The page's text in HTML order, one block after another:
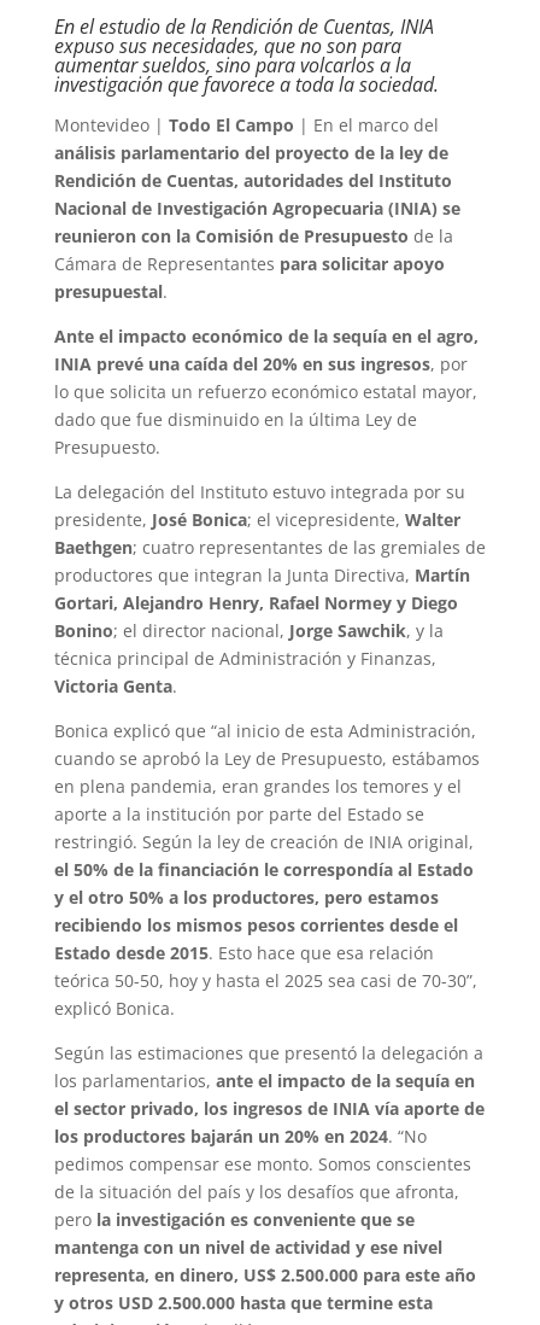
En el estudio de la Rendición de Cuentas, INIA
expuso sus necesidades, que no son para
aumentar sueldos, sino para volcarlos a la
investigación que favorece a toda la sociedad.
Montevideo | Todo El Campo | En el marco del
análisis parlamentario del proyecto de la ley de
Rendición de Cuentas, autoridades del Instituto
Nacional de Investigación Agropecuaria (INIA) se
reunieron con la Comisión de Presupuesto de la
Cámara de Representantes para solicitar apoyo
presupuestal.
Ante el impacto económico de la sequía en el agro,
INIA prevé una caída del 20% en sus ingresos, por
lo que solicita un refuerzo económico estatal mayor,
dado que fue disminuido en la última Ley de
Presupuesto.
La delegación del Instituto estuvo integrada por su
presidente, José Bonica; el vicepresidente, Walter
Baethgen; cuatro representantes de las gremiales de
productores que integran la Junta Directiva, Martín
Gortari, Alejandro Henry, Rafael Normey y Diego
Bonino; el director nacional, Jorge Sawchik, y la
técnica principal de Administración y Finanzas,
Victoria Genta.
Bonica explicó que “al inicio de esta Administración,
cuando se aprobó la Ley de Presupuesto, estábamos
en plena pandemia, eran grandes los temores y el
aporte a la institución por parte del Estado se
restringió. Según la ley de creación de INIA original,
el 50% de la financiación le correspondía al Estado
y el otro 50% a los productores, pero estamos
recibiendo los mismos pesos corrientes desde el
Estado desde 2015. Esto hace que esa relación
teórica 50-50, hoy y hasta el 2025 sea casi de 70-30”,
explicó Bonica.
Según las estimaciones que presentó la delegación a
los parlamentarios, ante el impacto de la sequía en
el sector privado, los ingresos de INIA vía aporte de
los productores bajarán un 20% en 2024. “No
pedimos compensar ese monto. Somos conscientes
de la situación del país y los desafíos que afronta,
pero la investigación es conveniente que se
mantenga con un nivel de actividad y ese nivel
representa, en dinero, US$ 2.500.000 para este año
y otros USD 2.500.000 hasta que termine esta